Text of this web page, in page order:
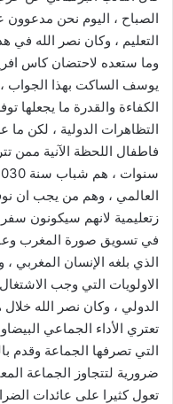
الصباح ، اليوم نحن
التعليم ، وكان نصر الله في
وما ستعده لاحتضان كاس
يوسف الساكت بهذا الجواب ،
الكفاءة والقدرة ما يجعلها
التظاهرات الدولية ، لكن ما
فاطفال اللحظة الآنية ممن
العالمي ، وهم من يجب ان
زتعليمية لانهم سيكونون
في تسويق صورة المغرب
الذي بلغه الإنسان
الاولويات التي وجب
الدولي ، وكان نصر الله
تعتري الأداء الجماعي
التي تصرفها الجماعة وقدم
ضرورية لتتجاوز الجماعة
تعول كثيرا على عائدات